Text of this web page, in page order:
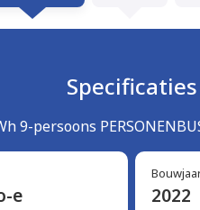
Specificaties
9-persoons
e 2022